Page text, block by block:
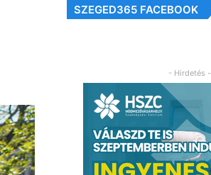
SZEGED365 FACEBOOK
- Hirdetés -